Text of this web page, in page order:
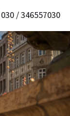
030 / 346557030